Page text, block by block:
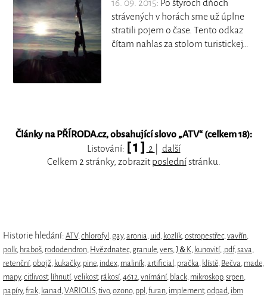
16. 09. 2015: Po štyroch dňoch
strávených v horách sme už úplne
stratili pojem o čase. Tento odkaz
čítam nahlas za stolom turistickej…
Články na PŘÍRODA.cz, obsahující slovo „ATV“ (celkem 18):
Listování: [ 1 ] 2
další
Celkem 2 stránky, zobrazitposlednístránku.
Historie hledání: ATV, chlorofyl gay, aronia uid kozlík ostropestřec, vavřín
polk hraboš rododendron Hvězdnatec, granule vers J＆K kunovití, .pdf, sava
retenční, obojž kukačky, pine index maliník artificial pračka klístě Bečva made
mapy, citlivost, líhnutí, velikost, rákosí, 4612 vnímání, black mikroskop, srpen
papíry, frak kanad VARIOUS tivo, ozono, ppl furan implement, odpad ibm